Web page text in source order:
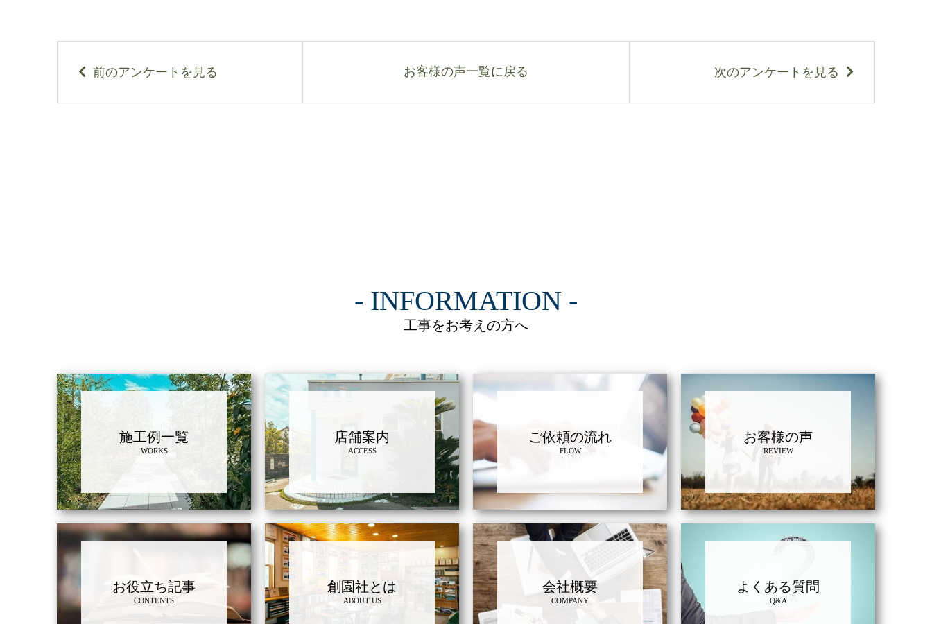
お客様の声一覧
INFORMATION
工事をお考えの方へ
施工例一覧
WORKS
店舗案内
ACCESS
ご依頼の流れ
FLOW
お客様の声
REVIEW
お役立ち記事
CONTENTS
創園社とは
ABOUT US
会社概要
COMPANY
よくある質問
Q&A